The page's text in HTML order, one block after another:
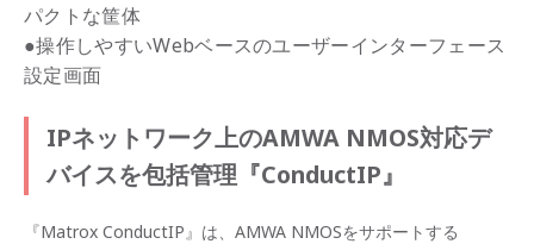
パクトな筐体
●操作しやすいWebベースのユーザーインターフェース
設定画面
IPネットワーク上のAMWA NMOS対応デ
バイスを包括管理『ConductIP』
『Matrox ConductIP』は、AMWA NMOSをサポートする